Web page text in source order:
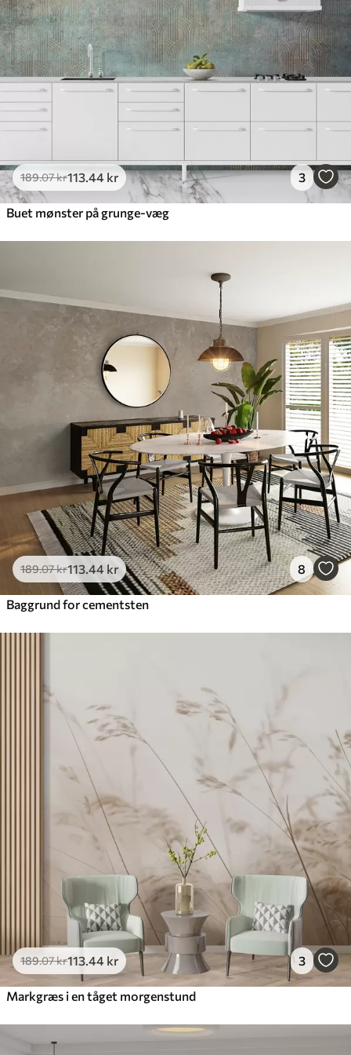
Premium vinyl
516 .67310.00kr/m²
Peel and Stick
666.67 /m²
189.07kr113 .44 kr 3
Buet mønster på grunge-væg
189.07kr113 .44 kr 8
Baggrund for cementsten
189.07kr113 .44 kr 3
Markgræs i en tåget morgenstund